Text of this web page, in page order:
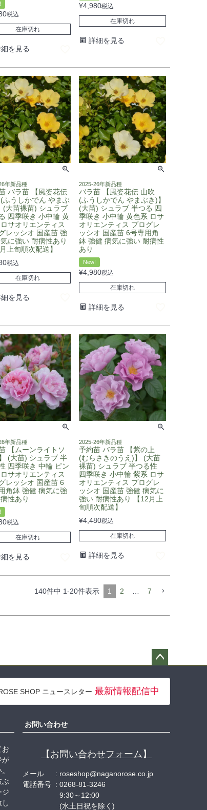
税込
在庫切れ
を見る
¥4,980税込
在庫切れ
詳細を見る
年新品種
バラ苗 【風姿花伝
ふうしかでん やまぶ
(大苗裸苗) シュラブ
四季咲き 小中輪 黄
サオリエンティス
レッシオ 国産苗 強
に強い 耐病性あり
月上旬順次配送】
税込
在庫切れ
を見る
2025-26年新品種
バラ苗 【風姿花伝 山吹
(ふうしかでん やまぶき)】
(大苗) シュラブ 半つる 四
季咲き 小中輪 黄色系 ロサ
オリエンティス プログレ
ッシオ 国産苗 6号専用角
鉢 強健 病気に強い 耐病性
あり
New!
¥4,980税込
在庫切れ
詳細を見る
年新品種
【ムーンライトソ
(大苗) シュラブ 半
四季咲き 中輪 ピン
サオリエンティス
レッシオ 国産苗 6
角鉢 強健 病気に強
性あり
税込
在庫切れ
を見る
2025-26年新品種
予約苗 バラ苗 【紫の上
(むらさきのうえ)】 (大苗
裸苗) シュラブ 半つる性
四季咲き 小中輪 紫系 ロサ
オリエンティス プログレ
ッシオ 国産苗 強健 病気に
強い 耐病性あり 【12月上
旬順次配送】
¥4,480税込
在庫切れ
詳細を見る
140件中 1-20件表示 1 2 … 7
ップ
へ
SHOP ニュースレター 最新情報配信中
お
が
ぶ
ジ
お問い合わせ
【お問い合わせフォーム】
メール
roseshop@naganorose.co.jp
電話番号
0268-81-3246
9:30～12:00
(水土日祝を除く)